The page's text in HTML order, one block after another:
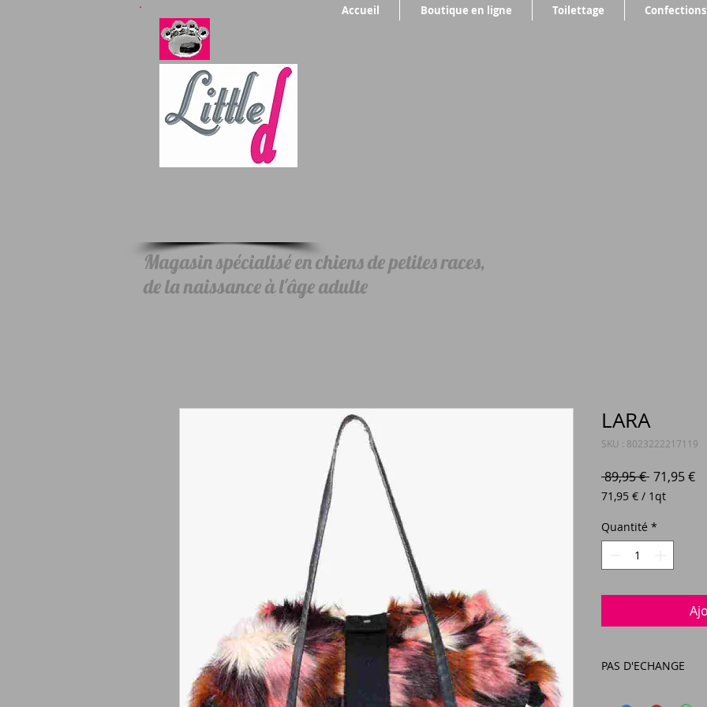
Accueil Boutique en ligne Toilettage Confections
LARA
SKU : 8023222217119
89,95 € Prix
original
71,95 €
71,95 € / 1qt
pour
1
Quantité *
PAS D'ECHANGE
Magasin spécialisé en chiens de petites races,
de la naissance à l'âge adulte